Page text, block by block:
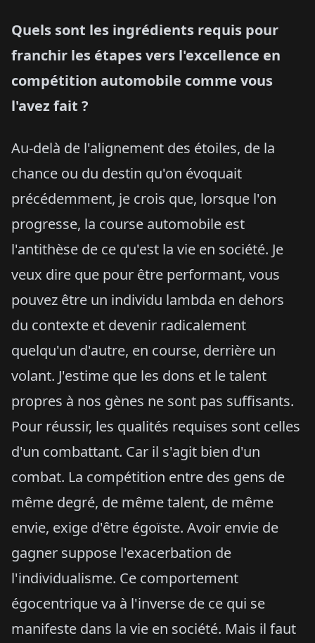
Quels sont les ingrédients requis pour
franchir les étapes vers l'excellence en
compétition automobile comme vous
l'avez fait ?
Au-delà de l'alignement des étoiles, de la
chance ou du destin qu'on évoquait
précédemment, je crois que, lorsque l'on
progresse, la course automobile est
l'antithèse de ce qu'est la vie en société. Je
veux dire que pour être performant, vous
pouvez être un individu lambda en dehors
du contexte et devenir radicalement
quelqu'un d'autre, en course, derrière un
volant. J'estime que les dons et le talent
propres à nos gènes ne sont pas suffisants.
Pour réussir, les qualités requises sont celles
d'un combattant. Car il s'agit bien d'un
combat. La compétition entre des gens de
même degré, de même talent, de même
envie, exige d'être égoïste. Avoir envie de
gagner suppose l'exacerbation de
l'individualisme. Ce comportement
égocentrique va à l'inverse de ce qui se
manifeste dans la vie en société. Mais il faut